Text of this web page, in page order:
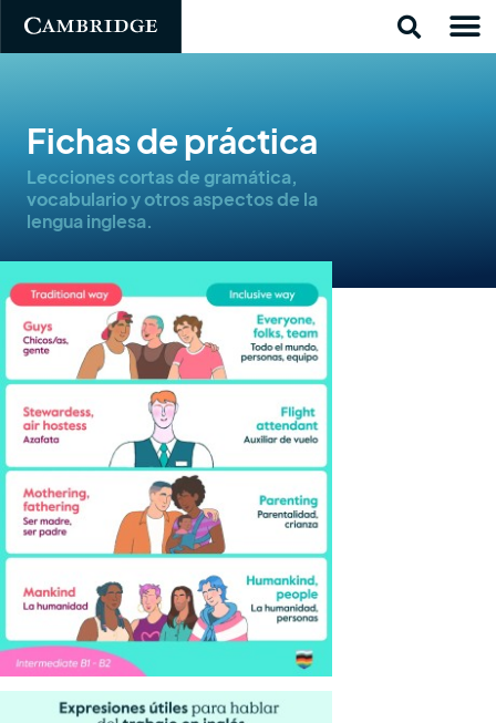
Fichas de práctica
Lecciones cortas de gramática,
vocabulario y otros aspectos de la
lengua inglesa.